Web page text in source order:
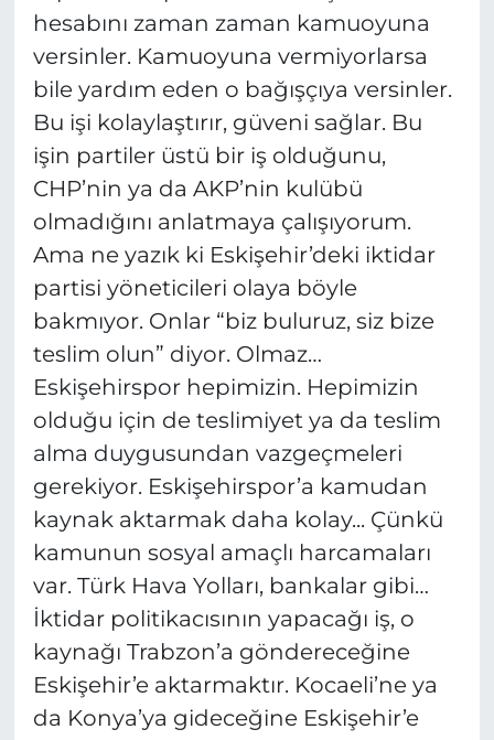
hesabını zaman zaman kamuoyuna
versinler. Kamuoyuna vermiyorlarsa
bile yardım eden o bağışçıya versinler.
Bu işi kolaylaştırır, güveni sağlar. Bu
işin partiler üstü bir iş olduğunu,
CHP’nin ya da AKP’nin kulübü
olmadığını anlatmaya çalışıyorum.
Ama ne yazık ki Eskişehir’deki iktidar
partisi yöneticileri olaya böyle
bakmıyor. Onlar “biz buluruz, siz bize
teslim olun” diyor. Olmaz…
Eskişehirspor hepimizin. Hepimizin
olduğu için de teslimiyet ya da teslim
alma duygusundan vazgeçmeleri
gerekiyor. Eskişehirspor’a kamudan
kaynak aktarmak daha kolay... Çünkü
kamunun sosyal amaçlı harcamaları
var. Türk Hava Yolları, bankalar gibi…
İktidar politikacısının yapacağı iş, o
kaynağı Trabzon’a göndereceğine
Eskişehir’e aktarmaktır. Kocaeli’ne ya
da Konya’ya gideceğine Eskişehir’e